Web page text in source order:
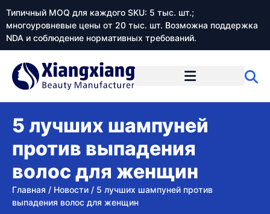
Типичный MOQ для каждого SKU: 5 тыс. шт.;
многоуровневые цены от 20 тыс. шт. Возможна поддержка
NDA и соблюдение нормативных требований.
5 лучших шампуней
против выпадения
волос для женщин
Главная / Новости / 5 лучших шампуней против
выпадения волос для женщин